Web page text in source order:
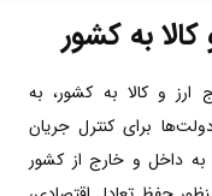
به کشور
و کالا به کشور، به
برای کنترل جریان
به داخل و خارج از کشور